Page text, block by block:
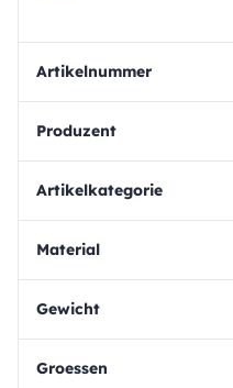
Artikelnummer
Produzent
Artikelkategorie
Material
Gewicht
Groessen